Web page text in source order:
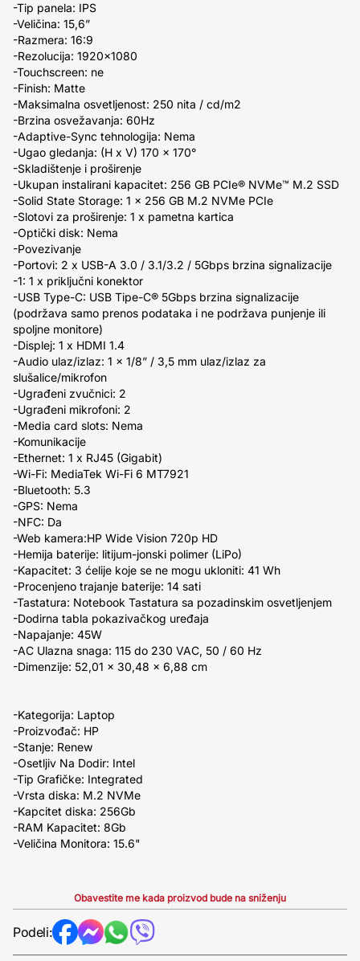
-Tip panela: IPS
-Veličina: 15,6”
-Razmera: 16:9
-Rezolucija: 1920×1080
-Touchscreen: ne
-Finish: Matte
-Maksimalna osvetljenost: 250 nita / cd/m2
-Brzina osvežavanja: 60Hz
-Adaptive-Sync tehnologija: Nema
-Ugao gledanja: (H x V) 170 x 170°
-Skladištenje i proširenje
-Ukupan instalirani kapacitet: 256 GB PCIe® NVMe™ M.2 SSD
-Solid State Storage: 1 x 256 GB M.2 NVMe PCIe
-Slotovi za proširenje: 1 x pametna kartica
-Optički disk: Nema
-Povezivanje
-Portovi: 2 x USB-A 3.0 / 3.1/3.2 / 5Gbps brzina signalizacije
-1: 1 x priključni konektor
-USB Type-C: USB Tipe-C® 5Gbps brzina signalizacije
(podržava samo prenos podataka i ne podržava punjenje ili
spoljne monitore)
-Displej: 1 x HDMI 1.4
-Audio ulaz/izlaz: 1 x 1/8” / 3,5 mm ulaz/izlaz za
slušalice/mikrofon
-Ugrađeni zvučnici: 2
-Ugrađeni mikrofoni: 2
-Media card slots: Nema
-Komunikacije
-Ethernet: 1 x RJ45 (Gigabit)
-Wi-Fi: MediaTek Wi-Fi 6 MT7921
-Bluetooth: 5.3
-GPS: Nema
-NFC: Da
-Web kamera:HP Wide Vision 720p HD
-Hemija baterije: litijum-jonski polimer (LiPo)
-Kapacitet: 3 ćelije koje se ne mogu ukloniti: 41 Wh
-Procenjeno trajanje baterije: 14 sati
-Tastatura: Notebook Tastatura sa pozadinskim osvetljenjem
-Dodirna tabla pokazivačkog uređaja
-Napajanje: 45W
-AC Ulazna snaga: 115 do 230 VAC, 50 / 60 Hz
-Dimenzije: 52,01 x 30,48 x 6,88 cm
-Kategorija: Laptop
-Proizvođač: HP
-Stanje: Renew
-Osetljiv Na Dodir: Intel
-Tip Grafičke: Integrated
-Vrsta diska: M.2 NVMe
-Kapcitet diska: 256Gb
-RAM Kapacitet: 8Gb
-Veličina Monitora: 15.6"
Obavestite me kada proizvod bude na sniženju
Podeli: